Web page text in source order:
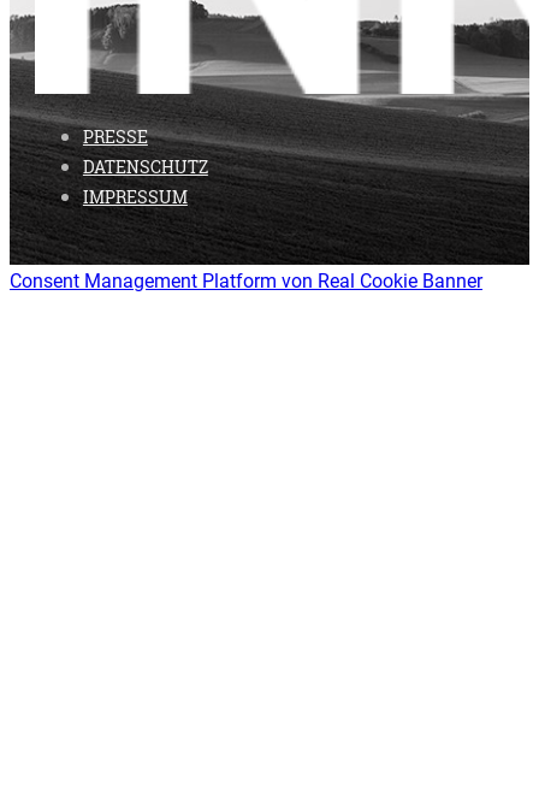
PRESSE
DATENSCHUTZ
IMPRESSUM
Consent Management Platform von Real Cookie Banner